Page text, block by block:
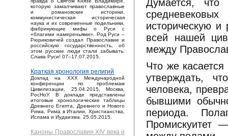
которую замалчивают православные
и романовские историки,
коммунистическая историческая
наука и их современные подельники,
фабрикующие мифы о Руси с
«благими намереньями». Род Руси –
Рюриковичей создал Православие и
российскую государственность, об
этом русские люди стали забывать.
Слава Руси! 07–17.07.2015.
Краткая хронология религий
Доклад на XXX Международной
конференции по проблемам
Цивилизации, 25.04.2015, Москва,
РосНоУ. В докладе представлены
итоговые хронологические таблицы
Древнего Египта, Древнего и Нового
Рима, Рима в Италии, Христианства,
Ислама и Иудаизма. 25.05.2015.
Каноны Православия XIV века и
Думается,
историческую
всей нашей
между
Что же
утверждать,
человека,
бывшими
периода.
Промискуитет